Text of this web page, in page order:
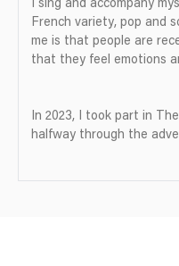
I sing and accompany
French variety, pop and
me is that people are
that they feel emotions
In 2023, I took part in
halfway through the